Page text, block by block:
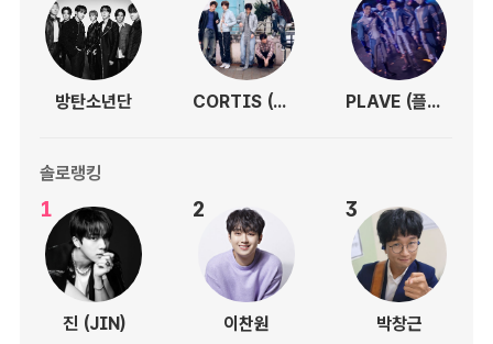
방탄소년단 CORTIS (코르티스) PLAVE (플레이브)
솔로랭킹
1
진 (JIN)
2
이찬원
3
박창근